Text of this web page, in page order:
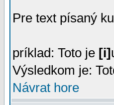
Pre text písaný
príklad: Toto je [i]
Výsledkom je:
Návrat hore